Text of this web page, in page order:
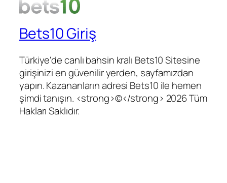
Bets10 Giriş
Türkiye'de canlı bahsin kralı Bets10 Sitesine
girişinizi en güvenilir yerden, sayfamızdan
yapın. Kazananların adresi Bets10 ile hemen
şimdi tanışın. <strong>©</strong> 2026 Tüm
Hakları Saklıdır.